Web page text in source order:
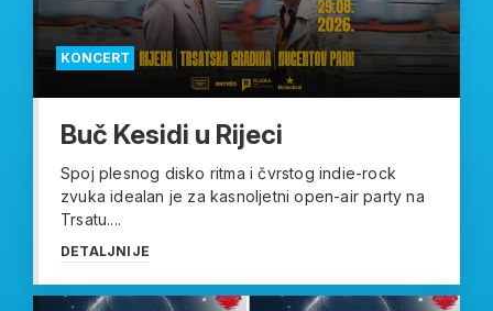
KONCERT
Buč Kesidi u Rijeci
Spoj plesnog disko ritma i čvrstog indie-rock
zvuka idealan je za kasnoljetni open-air party na
Trsatu....
DETALJNIJE